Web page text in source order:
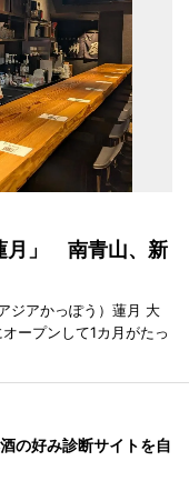
月」 南青山、新
ジアかっぽう）蓮月 大
ープンして1カ月がたっ
の好み診断サイトを自